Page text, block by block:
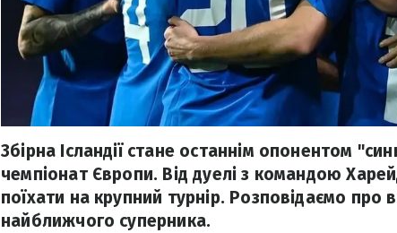
Збірна Ісландії стане останнім опонентом
чемпіонат Європи. Від дуелі з командою
поїхати на крупний турнір. Розповідаємо про
найближчого суперника.